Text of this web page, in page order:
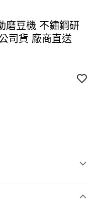
磨豆機 不鏽鋼研
司貨 廠商直送